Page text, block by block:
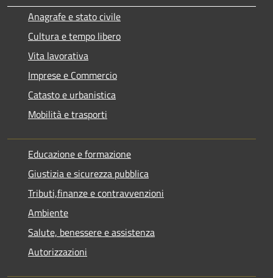
Anagrafe e stato civile
Cultura e tempo libero
Vita lavorativa
Imprese e Commercio
Catasto e urbanistica
Mobilità e trasporti
Educazione e formazione
Giustizia e sicurezza pubblica
Tributi,finanze e contravvenzioni
Ambiente
Salute, benessere e assistenza
Autorizzazioni